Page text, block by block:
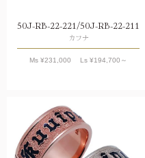
50J-RB-22-221/50J-RB-22-211
カフナ
Ms ¥231,000 Ls ¥194,700 ～